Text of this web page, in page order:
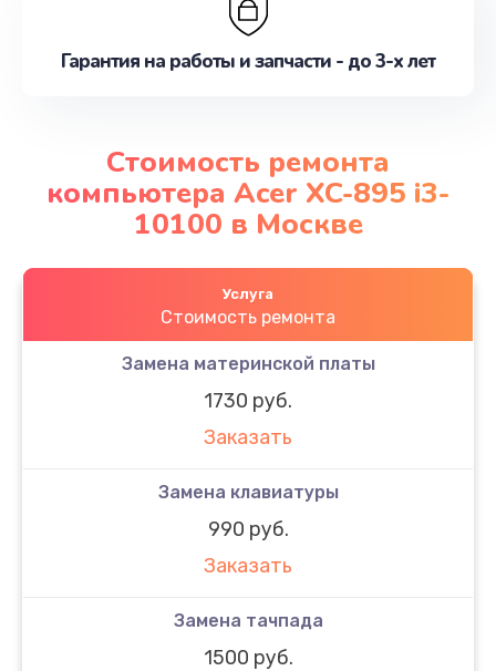
Гарантия на работы и запчасти - до 3-х лет
Стоимость ремонта
компьютера Acer XC-895 i3-
10100 в Москве
Услуга
Стоимость ремонта
Замена материнской платы
1730 руб.
Заказать
Замена клавиатуры
990 руб.
Заказать
Замена тачпада
1500 руб.